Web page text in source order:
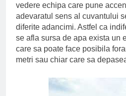
vedere echipa care pune
adevaratul sens al cuvantului
diferite adancimi. Astfel ca
se afla sursa de apa exista un
care sa poate face posibila
metri sau chiar care sa